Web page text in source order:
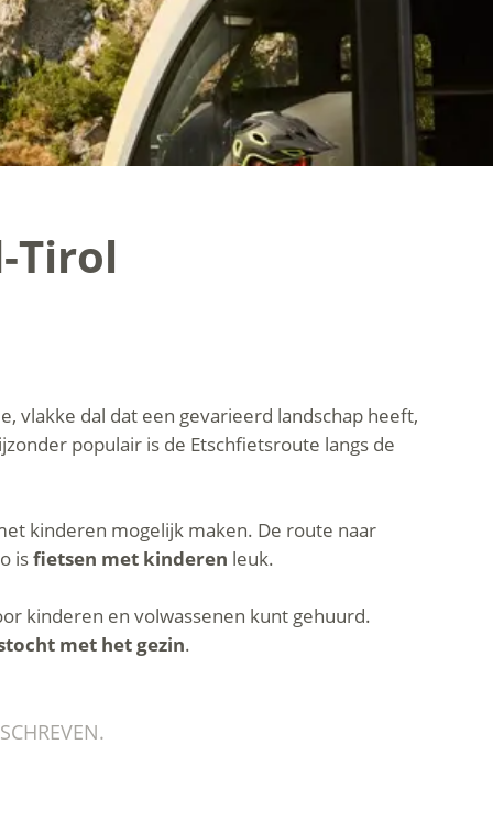
Tirol
vlakke dal dat een gevarieerd landschap heeft,
populair is de Etschfietsroute langs de
kinderen mogelijk maken. De route naar
isfietsen met kinderen leuk.
kinderen en volwassenen kunt gehuurd.
met het gezin.